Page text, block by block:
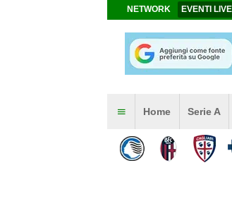
NETWORK EVENTI LIVE
Home Serie A